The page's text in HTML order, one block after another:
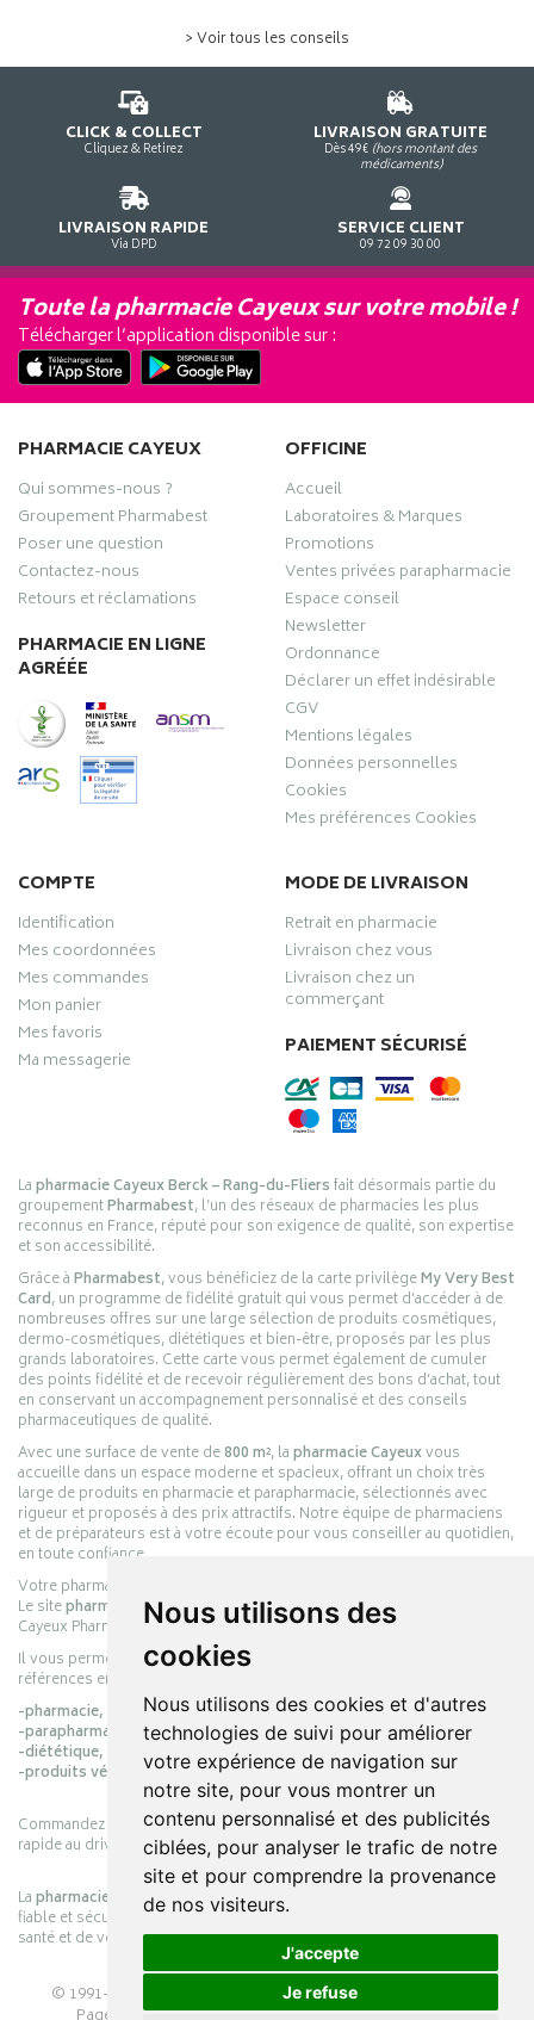
Nous utilisons des
cookies
Nous utilisons des cookies et d'autres
technologies de suivi pour améliorer
votre expérience de navigation sur
notre site, pour vous montrer un
contenu personnalisé et des publicités
ciblées, pour analyser le trafic de notre
site et pour comprendre la provenance
de nos visiteurs.
J'accepte
Je refuse
> Voir tous les conseils
CLICK & COLLECT
Cliquez & Retirez
LIVRAISON GRATUITE
Dès 49€ (hors montant des
médicaments)
LIVRAISON RAPIDE
Via DPD
SERVICE CLIENT
09 72 09 30 00
Toute la pharmacie Cayeux sur votre mobile !
Télécharger l’application disponible sur :
PHARMACIE CAYEUX
Qui sommes-nous ?
Groupement Pharmabest
Poser une question
Contactez-nous
Retours et réclamations
PHARMACIE EN LIGNE
AGRÉÉE
OFFICINE
Accueil
Laboratoires & Marques
Promotions
Ventes privées parapharmacie
Espace conseil
Newsletter
Ordonnance
Déclarer un effet indésirable
CGV
Mentions légales
Données personnelles
Cookies
Mes préférences Cookies
COMPTE
Identification
Mes coordonnées
Mes commandes
Mon panier
Mes favoris
Ma messagerie
MODE DE LIVRAISON
Retrait en pharmacie
Livraison chez vous
Livraison chez un
commerçant
PAIEMENT SÉCURISÉ
Lapharmacie Cayeux Berck – Rang-du-Fliersfait désormais partie du
groupementPharmabest, l’un des réseaux de pharmacies les plus
reconnus en France, réputé pour son exigence de qualité, son expertise
et son accessibilité.
Grâce àPharmabest, vous bénéficiez de la carte privilègeMy Very Best
Card, un programme de fidélité gratuit qui vous permet d’accéder à de
nombreuses offres sur une large sélection de produits cosmétiques,
dermo-cosmétiques, diététiques et bien-être, proposés par les plus
grands laboratoires. Cette carte vous permet également de cumuler
des points fidélité et de recevoir régulièrement des bons d’achat, tout
en conservant un accompagnement personnalisé et des conseils
pharmaceutiques de qualité.
Avec une surface de vente de800 m², lapharmacie Cayeuxvous
accueille dans un espace moderne et spacieux, offrant un choix très
large de produits en pharmacie et parapharmacie, sélectionnés avec
rigueur et proposés à des prix attractifs. Notre équipe de pharmaciens
et de préparateurs est à votre écoute pour vous conseiller au quotidien,
en toute confiance.
Votre pharmacie en ligne :
Le sitepharmacie-cayeux.frest le prolongement digital de la pharmacie
Cayeux Pharmabest Berck-sur-Mer – Rang-du-Fliers.
Il vous permet de réaliser vos achats en ligne parmi des milliers de
références en :
-pharmacie,
-parapharmacie,
-diététique,
-produits vétérinaires.
Commandez simplement vos produits en ligne et choisissez le retrait
rapide au drive ou la livraison à domicile, en toute simplicité.
Lapharmacie Cayeuxs’engage à vous offrir une expérience pratique,
fiable et sécurisée, en officine comme en ligne, au service de votre
santé et de votre bien-être.
© 1991-2026 PHARMACIE CAYEUX– Tous droits réservés –